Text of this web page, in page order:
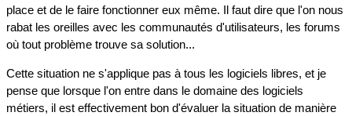
place et de le faire fonctionner eux même. Il faut dire que l'on nous
rabat les oreilles avec les communautés d'utilisateurs, les forums
où tout problème trouve sa solution...
Cette situation ne s'applique pas à tous les logiciels libres, et je
pense que lorsque l'on entre dans le domaine des logiciels
métiers, il est effectivement bon d'évaluer la situation de manière